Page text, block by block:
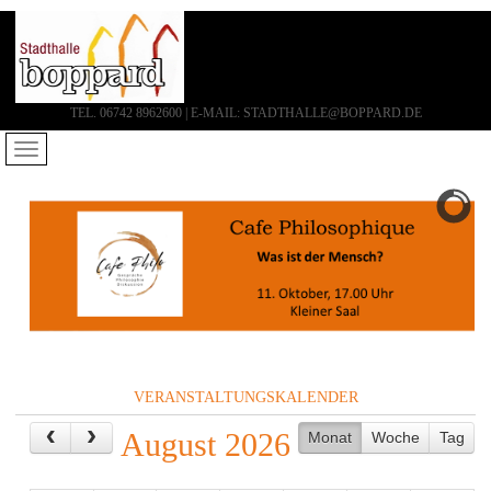
TEL. 06742 8962600 | E-MAIL: STADTHALLE@BOPPARD.DE
VERANSTALTUNGSKALENDER
Monat Woche Tag
August 2026